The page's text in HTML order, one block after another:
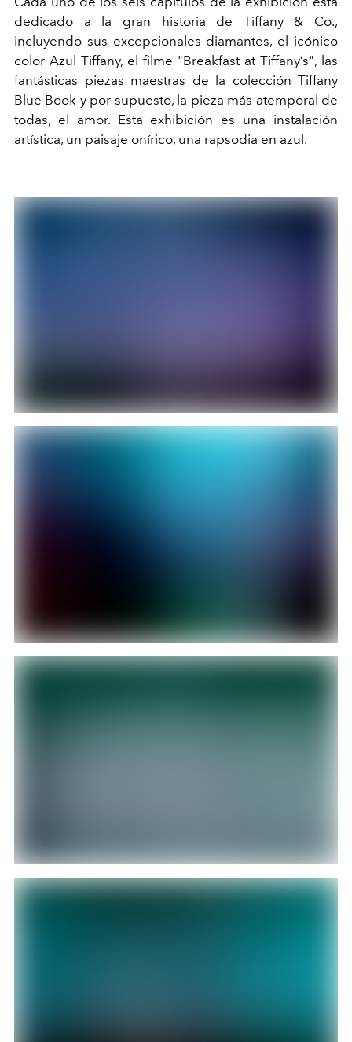
dedicado a la gran historia de Tiffany & Co.,
incluyendo sus excepcionales diamantes, el icónico
color Azul Tiffany, el filme "Breakfast at Tiffany’s", las
fantásticas piezas maestras de la colección Tiffany
Blue Book y por supuesto, la pieza más atemporal de
todas, el amor. Esta exhibición es una instalación
artística, un paisaje onírico, una rapsodia en azul.